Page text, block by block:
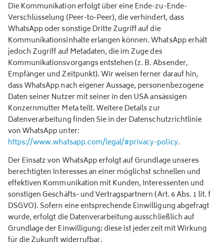
Die Kommunikation erfolgt über eine Ende-zu-Ende-
Verschlüsselung (Peer-to-Peer), die verhindert, dass
WhatsApp oder sonstige Dritte Zugriff auf die
Kommunikationsinhalte erlangen können. WhatsApp erhält
jedoch Zugriff auf Metadaten, die im Zuge des
Kommunikationsvorgangs entstehen (z. B. Absender,
Empfänger und Zeitpunkt). Wir weisen ferner darauf hin,
dass WhatsApp nach eigener Aussage, personenbezogene
Daten seiner Nutzer mit seiner in den USA ansässigen
Konzernmutter Meta teilt. Weitere Details zur
Datenverarbeitung finden Sie in der Datenschutzrichtlinie
von WhatsApp unter:
https://www.whatsapp.com/legal/#privacy-policy.
Der Einsatz von WhatsApp erfolgt auf Grundlage unseres
berechtigten Interesses an einer möglichst schnellen und
effektiven Kommunikation mit Kunden, Interessenten und
sonstigen Geschäfts- und Vertragspartnern (Art. 6 Abs. 1 lit. f
DSGVO). Sofern eine entsprechende Einwilligung abgefragt
wurde, erfolgt die Datenverarbeitung ausschließlich auf
Grundlage der Einwilligung; diese ist jederzeit mit Wirkung